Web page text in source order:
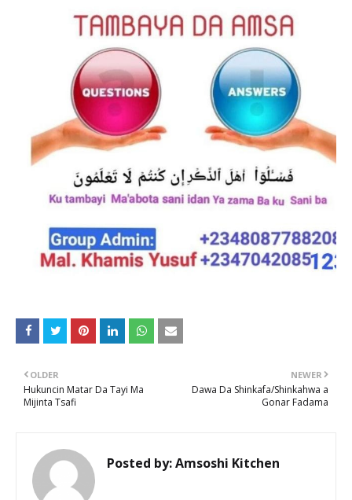
NEWER
Dawa Da Shinkafa/Shinkahwa a
Gonar Fadama
OLDER
Hukuncin Matar Da Tayi Ma
Mijinta Tsafi
Posted by:Amsoshi Kitchen